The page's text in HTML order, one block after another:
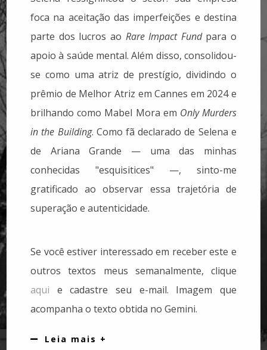
foca na aceitação das imperfeições e destina
parte dos lucros ao Rare Impact Fundpara o
apoio à saúde mental. Além disso, consolidou-
se como uma atriz de prestígio, dividindo o
prêmio de Melhor Atriz em Cannes em 2024 e
brilhando como Mabel Mora em Only Murders
in the Building. Como fã declarado de Selena e
de Ariana Grande — uma das minhas
conhecidas "esquisitices" —, sinto-me
gratificado ao observar essa trajetória de
superação e autenticidade.
Se você estiver interessado em receber este e
outros textos meus semanalmente, clique
aqui e cadastre seu e-mail. Imagem que
acompanha o texto obtida no Gemini.
Leia mais +